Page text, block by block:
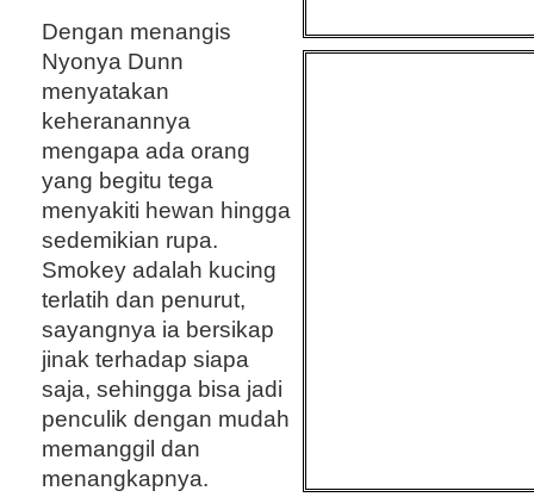
Dengan menangis
Nyonya Dunn
menyatakan
keheranannya
mengapa ada orang
yang begitu tega
menyakiti hewan hingga
sedemikian rupa.
Smokey adalah kucing
terlatih dan penurut,
sayangnya ia bersikap
jinak terhadap siapa
saja, sehingga bisa jadi
penculik dengan mudah
memanggil dan
menangkapnya.